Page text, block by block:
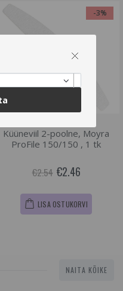
-3%
Küüneviil 2-poolne, Moyra
ProFile 150/150 , 1 tk
€2.54 €2.46
LISA OSTUKORVI
NAITA KÕIKE